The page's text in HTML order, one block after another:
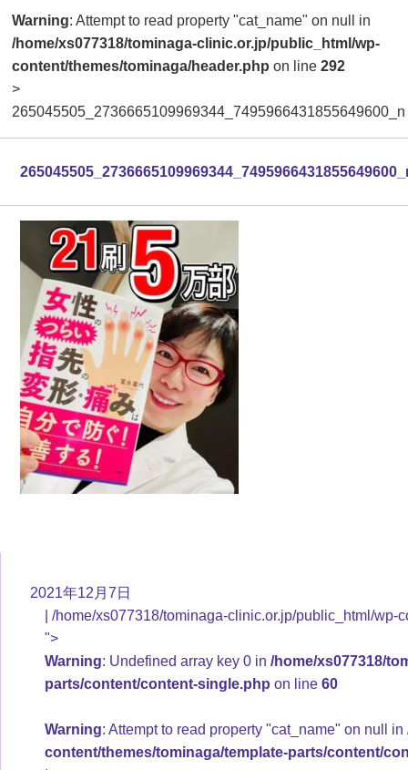
Warning: Attempt to read property "cat_name" on null in
/home/xs077318/tominaga-clinic.or.jp/public_html/wp-
content/themes/tominaga/header.php on line292
>
265045505_2736665109969344_7495966431855649600_n
2021年12月7日
/home/xs077318/tominaga-clinic.or.jp/public_html/
">
Warning: Undefined array key 0 in /home/xs077318/
parts/content/content-single.php on line 60
Warning: Attempt to read property "cat_name" on null in
content/themes/tominaga/template-parts/content/